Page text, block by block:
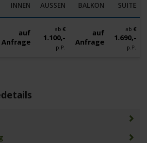
INNEN AUSSEN BALKON SUITE
auf
Anfrage
ab€
1.100,-
p.P.
auf
Anfrage
ab€
1.690,-
p.P.